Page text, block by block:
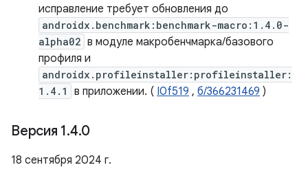
исправление требует обновления до
androidx.benchmark:benchmark-macro:1.4.0-
alpha02 в модуле макробенчмарка/базового
профиля и
androidx.profileinstaller:profileinstaller:
1.4.1
в приложении. ( I0f519 , б/366231469 )
Версия 1.4.0
18 сентября 2024 г.